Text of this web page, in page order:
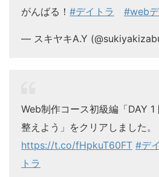
がんばる！ #デイトラ #web
— スキヤキA.Y
Web制作コース初級編「DAY
整えよう」をクリアしました。
https://t.co/fHpkuT60FT #デ
トラ